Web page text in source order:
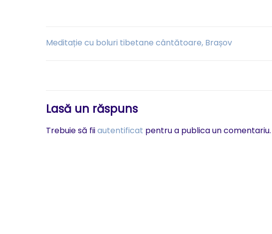
Navigare
articole
Meditație cu boluri tibetane cântătoare, Brașov
Lasă un răspuns
Trebuie să fiiautentificat pentru a publica un comentariu.